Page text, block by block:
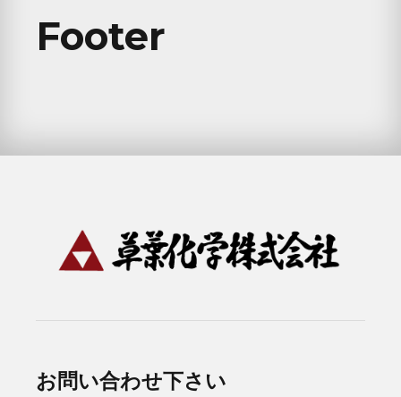
Footer
お問い合わせ下さい